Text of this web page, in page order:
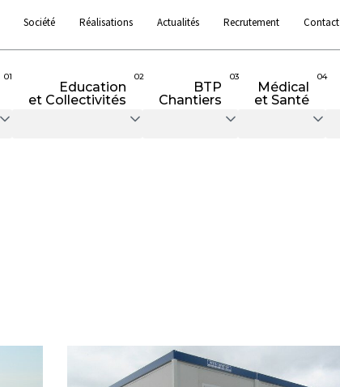
Société Réalisations Actualités Recrutement Contact
01
Education
et Collectivités
02
BTP
Chantiers
03
Médical
et Santé
04